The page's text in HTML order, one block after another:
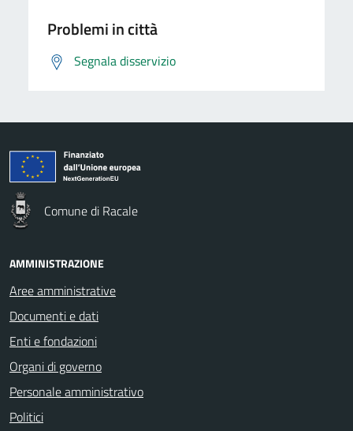
Problemi in città
Segnala disservizio
Comune di Racale
AMMINISTRAZIONE
Aree amministrative
Documenti e dati
Enti e fondazioni
Organi di governo
Personale amministrativo
Politici